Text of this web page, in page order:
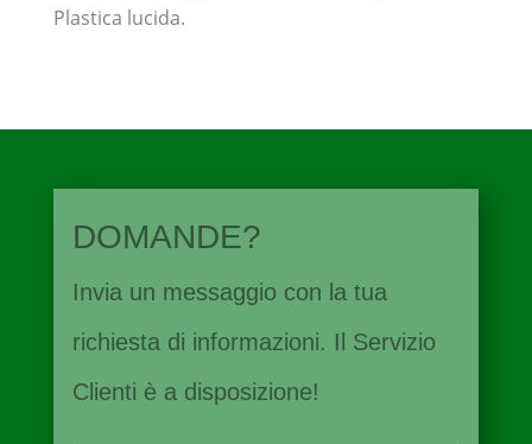
Plastica lucida.
DOMANDE?
Invia un messaggio con la tua
richiesta di informazioni. Il Servizio
Clienti è a disposizione!